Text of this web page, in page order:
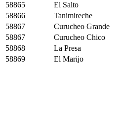
58865
El Salto
58866
Tanimireche
58867
Curucheo Grande
58867
Curucheo Chico
58868
La Presa
58869
El Marijo